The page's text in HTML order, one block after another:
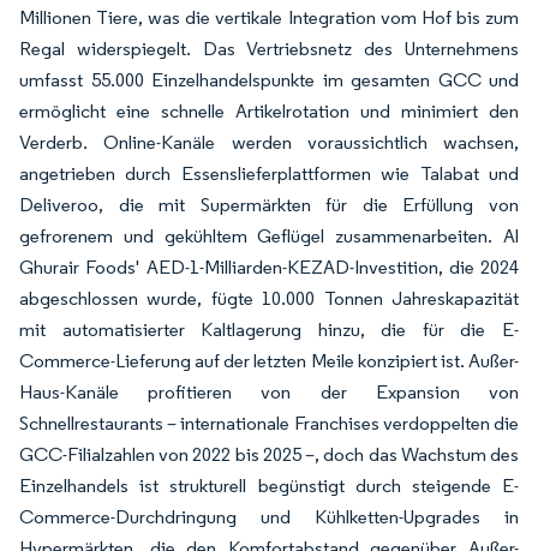
Millionen Tiere, was die vertikale Integration vom Hof bis zum
Regal widerspiegelt. Das Vertriebsnetz des Unternehmens
umfasst 55.000 Einzelhandelspunkte im gesamten GCC und
ermöglicht eine schnelle Artikelrotation und minimiert den
Verderb. Online-Kanäle werden voraussichtlich wachsen,
angetrieben durch Essenslieferplattformen wie Talabat und
Deliveroo, die mit Supermärkten für die Erfüllung von
gefrorenem und gekühltem Geflügel zusammenarbeiten. Al
Ghurair Foods' AED-1-Milliarden-KEZAD-Investition, die 2024
abgeschlossen wurde, fügte 10.000 Tonnen Jahreskapazität
mit automatisierter Kaltlagerung hinzu, die für die E-
Commerce-Lieferung auf der letzten Meile konzipiert ist. Außer-
Haus-Kanäle profitieren von der Expansion von
Schnellrestaurants – internationale Franchises verdoppelten die
GCC-Filialzahlen von 2022 bis 2025 –, doch das Wachstum des
Einzelhandels ist strukturell begünstigt durch steigende E-
Commerce-Durchdringung und Kühlketten-Upgrades in